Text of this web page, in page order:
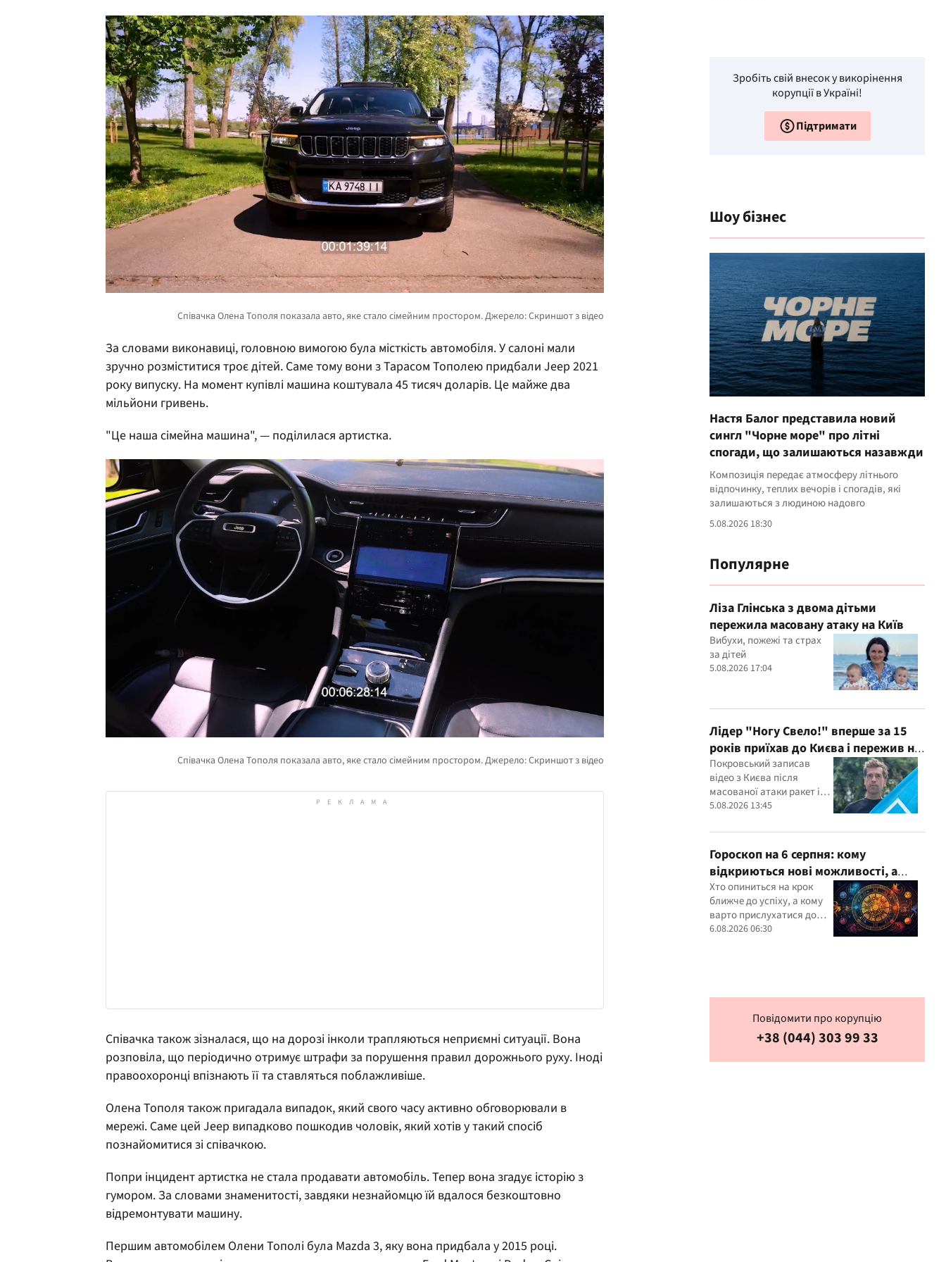
За словами виконавиці, головною вимогою була місткість автомобіля. У салоні мали
зручно розміститися троє дітей. Саме тому вони з Тарасом Тополею придбали Jeep 2021
року випуску. На момент купівлі машина коштувала 45 тисяч доларів. Це майже два
мільйони гривень.
"Це наша сімейна машина", — поділилася артистка.
Співачка також зізналася, що на дорозі інколи трапляються неприємні ситуації. Вона
розповіла, що періодично отримує штрафи за порушення правил дорожнього руху. Іноді
правоохоронці впізнають її та ставляться поблажливіше.
Олена Тополя також пригадала випадок, який свого часу активно обговорювали в
мережі. Саме цей Jeep випадково пошкодив чоловік, який хотів у такий спосіб
познайомитися зі співачкою.
Попри інцидент артистка не стала продавати автомобіль. Тепер вона згадує історію з
гумором. За словами знаменитості, завдяки незнайомцю їй вдалося безкоштовно
відремонтувати машину.
Першим автомобілем Олени Тополі була Mazda 3, яку вона придбала у 2015 році.
Зробіть свій внесок у викорінення
корупції в Україні!
Підтримати
Шоу бізнес
Настя Балог представила новий
сингл "Чорне море" про літні
спогади, що залишаються назавжди
Композиція передає атмосферу літнього
відпочинку, теплих вечорів і спогадів, які
залишаються з людиною надовго
5.08.2026 18:30
Популярне
Ліза Глінська з двома дітьми
пережила масовану атаку на Київ
Вибухи, пожежі та страх
за дітей
5.08.2026 17:04
Лідер "Ногу Свело!" вперше за 15
років приїхав до Києва і пережив ніч
в укритті
Покровський записав
відео з Києва після
масованої атаки ракет і
дронів
5.08.2026 13:45
Гороскоп на 6 серпня: кому
відкриються нові можливості, а
кому варто довіритися інтуїції
Хто опиниться на крок
ближче до успіху, а кому
варто прислухатися до
інтуїції
6.08.2026 06:30
Повідомити про корупцію
+38 (044) 303 99 33